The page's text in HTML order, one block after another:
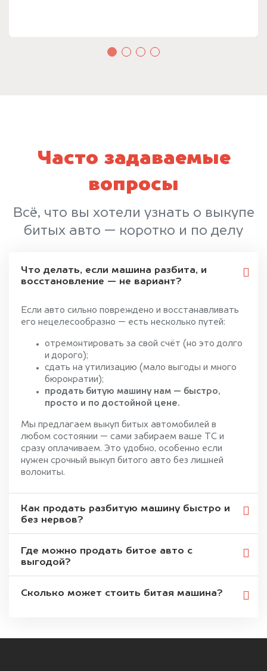
Часто задаваемые
вопросы
Всё, что вы хотели узнать о выкупе
битых авто — коротко и по делу
Что делать, если машина разбита, и
восстановление — не вариант?
Если авто сильно повреждено и восстанавливать
его нецелесообразно — есть несколько путей:
отремонтировать за свой счёт (но это долго
и дорого);
сдать на утилизацию (мало выгоды и много
бюрократии);
продать битую машину нам — быстро,
просто и по достойной цене.
Мы предлагаем выкуп битых автомобилей в
любом состоянии — сами забираем ваше ТС и
сразу оплачиваем. Это удобно, особенно если
нужен срочный выкуп битого авто без лишней
волокиты.
Как продать разбитую машину быстро и
без нервов?
Где можно продать битое авто с
выгодой?
Сколько может стоить битая машина?